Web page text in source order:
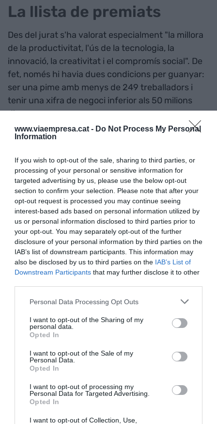
www.viaempresa.cat - Do Not Process My Personal
Information
If you wish to opt-out of the sale, sharing to third parties, or
processing of your personal or sensitive information for
targeted advertising by us, please use the below opt-out
section to confirm your selection. Please note that after your
opt-out request is processed you may continue seeing
interest-based ads based on personal information utilized by
us or personal information disclosed to third parties prior to
your opt-out. You may separately opt-out of the further
disclosure of your personal information by third parties on the
IAB’s list of downstream participants. This information may
also be disclosed by us to third parties on the IAB’s List of
Downstream Participants that may further disclose it to other
Personal Data Processing Opt Outs
I want to opt-out of the Sharing of my
personal data.
Opted In
I want to opt-out of the Sale of my
Personal Data.
Opted In
I want to opt-out of processing my
Personal Data for Targeted Advertising.
Opted In
I want to opt-out of Collection, Use,
La llista de premiats
Des del jurat s'ha valorat especialment "la millora
de la productivitat, l'ús de la tecnologia, la
innovació, la creativitat i el compromís social". De
fet, només hi havia dues condicions per guanyar:
ser una pime amb menys de 249 treballadors i
tenir una xifra de negoci inferior als 50 milions
d'euros.
Comença el sopar anual de
@pimecper entregar els
#31PremisPimesi
@VIAEmpresano hi hem
faltat
pic.twitter.com/
— VIA Empresa (@VIAEmpresa)10 de octubre de
2018
La llista de guardonats és llarga:Pere
Relats(Reconeixement empresarial), Els Matins
de TV3 (Millor Treball Periodístic),
Calvo(Reconeixement en el comerç (a títol
pòstum)),
segona oportunitat empresarial), NGNY
Devices (Pimec Jove), Industrias TAPLA (Valors
món empresarial,Sorbos(Microempresa més
competitiva),
(Petita Empresa més competitiva) i